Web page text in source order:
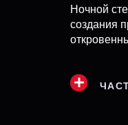
Ночной
создания